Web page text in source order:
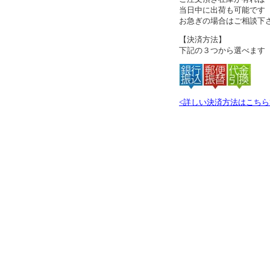
当日中に出荷も可能です
お急ぎの場合はご相談下
【決済方法】
下記の３つから選べます
<詳しい決済方法はこち